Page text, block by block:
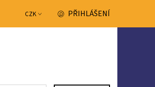
CZK PŘIHLÁŠENÍ